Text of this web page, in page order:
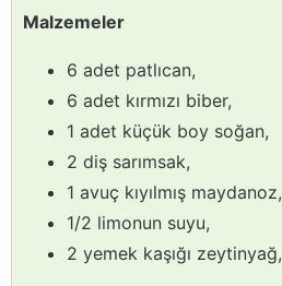
Malzemeler
6 adet patlıcan,
6 adet kırmızı biber,
1 adet küçük boy soğan,
2 diş sarımsak,
1 avuç kıyılmış maydanoz,
1/2 limonun suyu,
2 yemek kaşığı zeytinyağ,